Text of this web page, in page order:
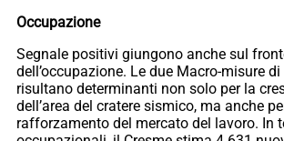
Occupazione
Segnale positivi giungono anche sul
dell’occupazione. Le due Macro-misure
risultano determinanti non solo per la
dell’area del cratere sismico, ma anche
rafforzamento del mercato del lavoro. In